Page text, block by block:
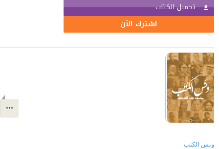
تحميل الكتاب
اشترك الآن
ونس الكتب